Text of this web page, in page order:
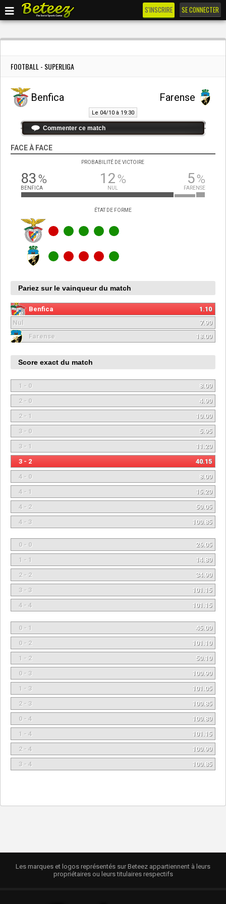
S'INSCRIRE SE CONNECTER
FOOTBALL - SUPERLIGA
Benfica Farense
Le 04/10 à 19:30
Commenter ce match
FACE À FACE
PROBABILITÉ DE VICTOIRE
83%
BENFICA
12%
NUL
5%
FARENSE
ÉTAT DE FORME
Pariez sur le vainqueur du match
Benfica
1.10
Nul
7.90
Farense
18.00
Score exact du match
1 - 0
8.00
2 - 0
4.90
2 - 1
10.00
3 - 0
5.95
3 - 1
11.20
3 - 2
40.15
4 - 0
8.00
4 - 1
15.20
4 - 2
50.05
4 - 3
100.85
0 - 0
26.05
1 - 1
14.80
2 - 2
34.90
3 - 3
101.15
4 - 4
101.15
0 - 1
45.00
0 - 2
101.10
1 - 2
50.10
0 - 3
100.90
1 - 3
101.05
2 - 3
100.85
0 - 4
100.80
1 - 4
101.15
2 - 4
100.90
3 - 4
100.85
Les marques et logos représentés sur Beteez appartiennent à leurs
propriétaires ou leurs titulaires respectifs